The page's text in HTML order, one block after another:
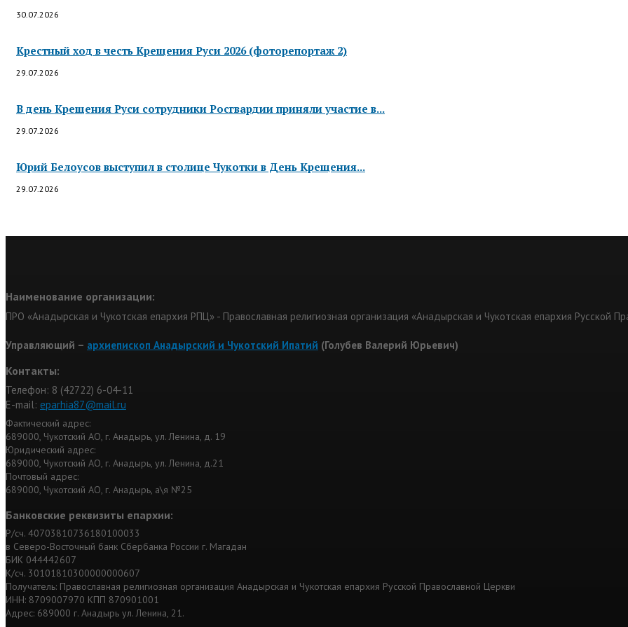
30.07.2026
Крестный ход в честь Крещения Руси 2026 (фоторепортаж 2)
29.07.2026
В день Крещения Руси сотрудники Росгвардии приняли участие в...
29.07.2026
Юрий Белоусов выступил в столице Чукотки в День Крещения...
29.07.2026
Наименование организации:
ПРО «Анадырская и Чукотская епархия РПЦ» - Православная религиозная организация «Анадырская и Чукотская епархия Русской
Управляющий – архиепископ Анадырский и Чукотский Ипатий (Голубев Валерий Юрьевич)
Контакты:
Телефон: 8 (42722) 6-04-11
Е-mail: eparhia87@mail.ru
Фактический адрес:
689000, Чукотский АО, г. Анадырь, ул. Ленина, д. 19
Юридический адрес:
689000, Чукотский АО, г. Анадырь, ул. Ленина, д.21
Почтовый адрес:
689000, Чукотский АО, г. Анадырь, а\я №25
Банковские реквизиты епархии:
Р/сч. 40703810736180100033
в Северо-Восточный банк Сбербанка России г. Магадан
БИК 044442607
К/сч. 30101810300000000607
Получатель: Православная религиозная организация Анадырская и Чукотская епархия Русской Православной Церкви
ИНН: 8709007970 КПП 870901001
Адрес: 689000 г. Анадырь ул. Ленина, 21.